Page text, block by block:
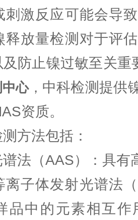
刺激反应可能会导
释放量检测对于评
防止镍过敏至关重
心， 中科检测提供
资质。
方法包括：
法（AAS）：具有
离子体发射光谱法
品中的元素相互作